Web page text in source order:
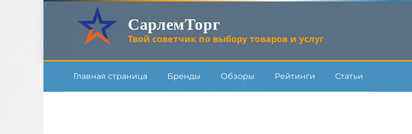
СарлемТорг
Твой советчик по выбору товаров и услуг
Главная страница Бренды Обзоры Рейтинги Статьи